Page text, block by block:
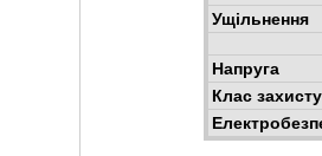
Ущільнення
Напруга
Клас захисту